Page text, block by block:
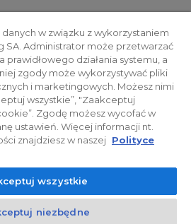
Relacje inwestorskie
Facebook
prawa zastrzeżone. Powyższa oferta i
graficzne mają charakter jedynie
traktowane jako ostateczne projekty
oferty handlowej w rozumieniu art.
innych właściwych przepisów prawnych.
w związku z wykorzystaniem
SA. Administrator może przetwarzać
działania systemu, a
zgody może wykorzystywać pliki
i marketingowych. Możesz nimi
wszystkie”, "Zaakceptuj
Zgodę możesz wycofać w
ustawień. Więcej informacji nt.
znajdziesz w naszej Polityce
wszystkie
niezbędne